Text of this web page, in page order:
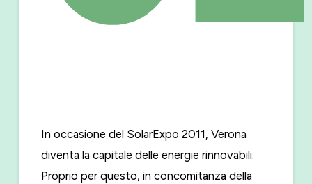
In occasione del SolarExpo 2011, Verona
diventa la capitale delle energie rinnovabili.
Proprio per questo, in concomitanza della